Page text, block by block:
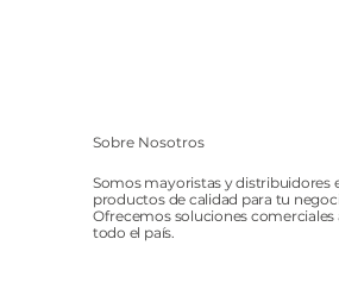
Sobre Nosotros
Somos mayoristas y distribuidores
productos de calidad para tu
Ofrecemos soluciones comerciales
todo el país.